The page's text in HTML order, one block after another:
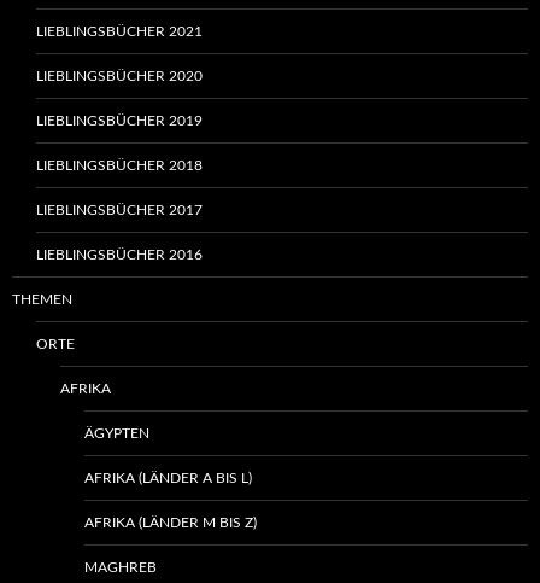
LIEBLINGSBÜCHER 2021
LIEBLINGSBÜCHER 2020
LIEBLINGSBÜCHER 2019
LIEBLINGSBÜCHER 2018
LIEBLINGSBÜCHER 2017
LIEBLINGSBÜCHER 2016
THEMEN
ORTE
AFRIKA
ÄGYPTEN
AFRIKA (LÄNDER A BIS L)
AFRIKA (LÄNDER M BIS Z)
MAGHREB